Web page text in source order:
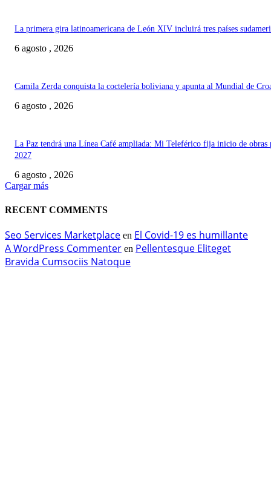
La primera gira latinoamericana de León XIV incluirá tres países
6 agosto , 2026
Camila Zerda conquista la coctelería boliviana y apunta al Mundial de
6 agosto , 2026
La Paz tendrá una Línea Café ampliada: Mi Teleférico fija inicio de obras
2027
6 agosto , 2026
Cargar más
RECENT COMMENTS
Seo Services Marketplace en El Covid-19 es humillante
A WordPress Commenter en Pellentesque Eliteget
Bravida Cumsociis Natoque